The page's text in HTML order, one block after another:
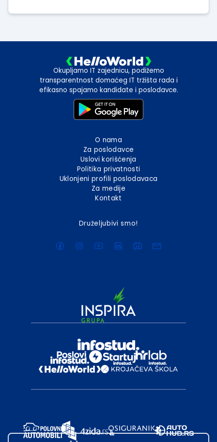
Okupljamo IT zajednicu, podižemo
transparentnost domaćeg IT tržišta rada i
efikasno spajamo kandidate i poslodavce.
O nama
Za poslodavce
Uslovi korišćenja
Politika privatnosti
Uklonjeni profili poslodavaca
Za medije
Kontakt
Druželjubivi smo!